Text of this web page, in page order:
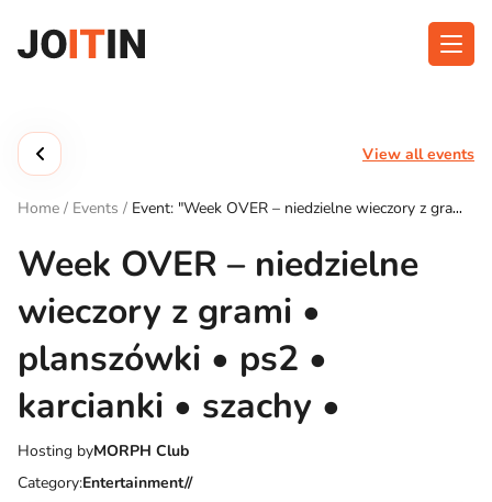
content
Get the App:
View all events
Home / Events / Event: "Week OVER – niedzielne wieczory z grami
Week OVER – niedzielne
wieczory z grami •
planszówki • ps2 •
karcianki • szachy •
Hosting byMORPH Club
Category:Entertainment//